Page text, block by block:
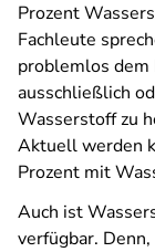
Prozent
Fachleute
problemlos dem
ausschließlich
Wasserstoff zu
Aktuell werden
Prozent mit
Auch ist
verfügbar.